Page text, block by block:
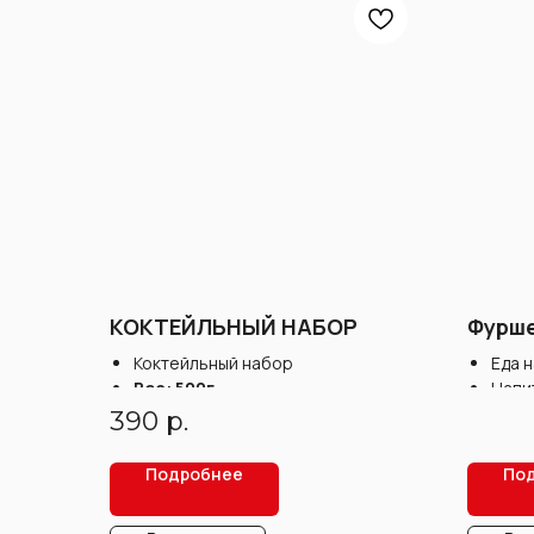
КОКТЕЙЛЬНЫЙ НАБОР
Коктейльный набор
Вес: 500г
390 р.
Подробнее
Еда